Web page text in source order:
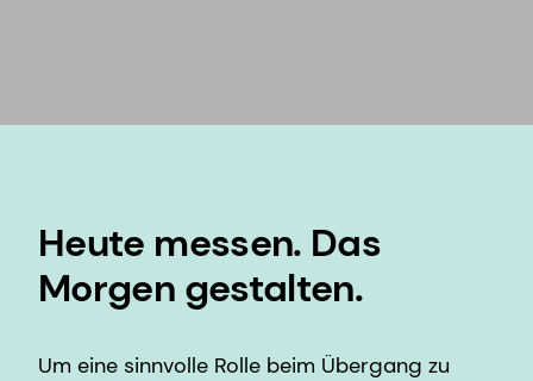
Heute messen. Das
Morgen gestalten.
Um eine sinnvolle Rolle beim Übergang zu